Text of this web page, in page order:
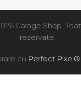
Garage Shop.
rezervate.
cu Perfect Pixel®